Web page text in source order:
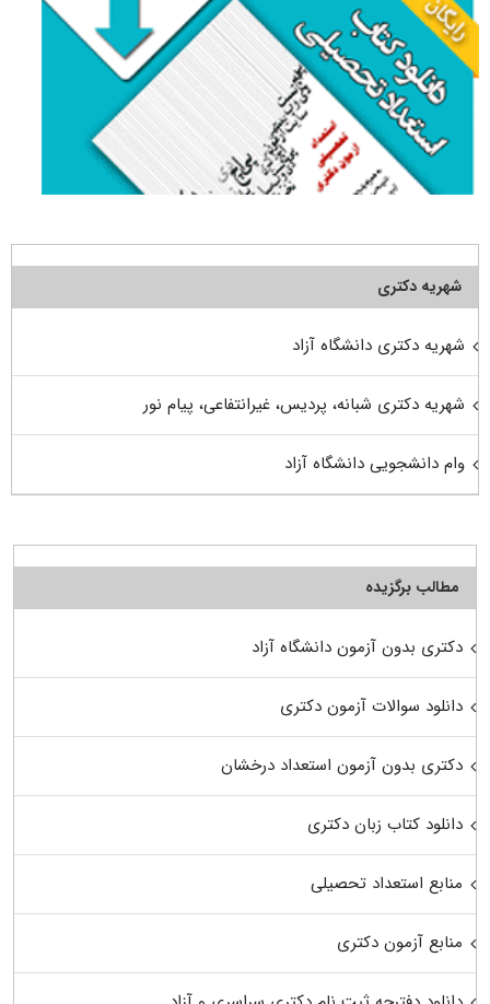
شهریه دکتری
شهریه دکتری دانشگاه آزاد
شهریه دکتری شبانه، پردیس، غیرانتفاعی، پیام نور
وام دانشجویی دانشگاه آزاد
مطالب برگزیده
دکتری بدون آزمون دانشگاه آزاد
دانلود سوالات آزمون دکتری
دکتری بدون آزمون استعداد درخشان
دانلود کتاب زبان دکتری
منابع استعداد تحصیلی
منابع آزمون دکتری